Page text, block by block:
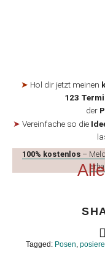
➤ Hol dir jetzt meinen
123
der
➤ Vereinfache so die
100% kostenlos –
Tagged: Posen,